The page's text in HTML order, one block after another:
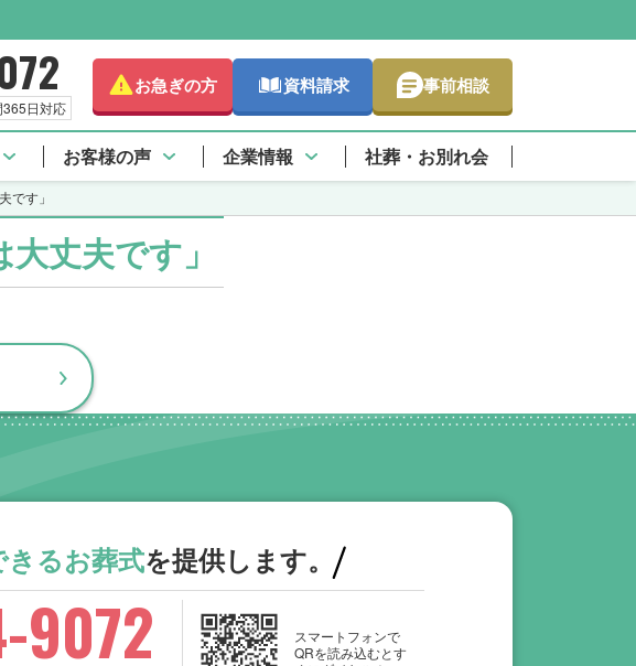
365日対応
お急ぎの方 資料請求 事前相談
お客様の声 企業情報 社葬・お別れ会
です」
丈夫です」
口コミ一覧
さらに詳しく
きるお葬式を提供します。
9072
スマートフォンで
QRを読み込むとす